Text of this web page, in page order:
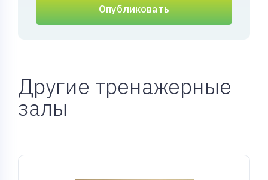
Опубликовать
Другие тренажерные
залы